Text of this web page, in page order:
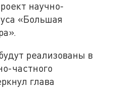
научно-
«Большая
реализованы в
частного
глава